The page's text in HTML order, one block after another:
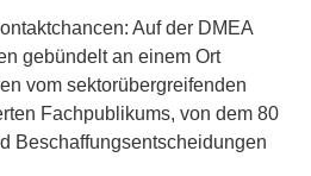
Auf der DMEA
gebündelt an einem Ort
vom sektorübergreifenden
Fachpublikums, von dem 80
Beschaffungsentscheidungen